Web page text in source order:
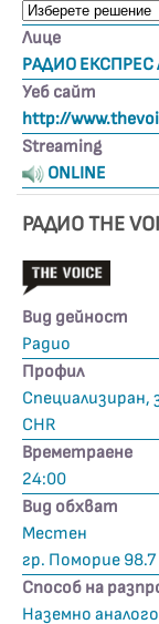
Лице
РАДИО ЕКСПРЕС
Уеб сайт
http://
Streaming
ONLINE
РАДИО THE
Вид дейност
Радио
Профил
CHR
Времетраене
24:00
Вид обхват
Местен
гр. Поморие 98.7
Способ на
Наземно